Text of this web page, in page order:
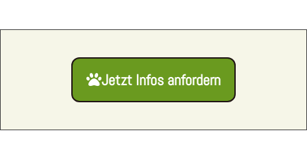
Jetzt Infos anfordern